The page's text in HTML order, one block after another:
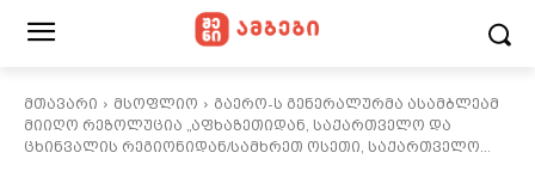
მთავარი მსოფლიო
გაერო-ს გენერალურმა ასამბლეამ
მიიღო რეზოლუცია „აფხაზეთიდან, საქართველო და
ცხინვალის რეგიონიდან/სამხრეთ ოსეთი, საქართველო...